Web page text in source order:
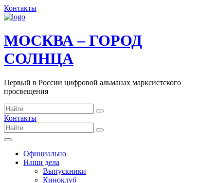
Контакты
МОСКВА – ГОРОД
СОЛНЦА
Первый в России цифровой альманах марксистского
просвещения
Контакты
Официально
Наши дела
Выпускники
Киноклуб